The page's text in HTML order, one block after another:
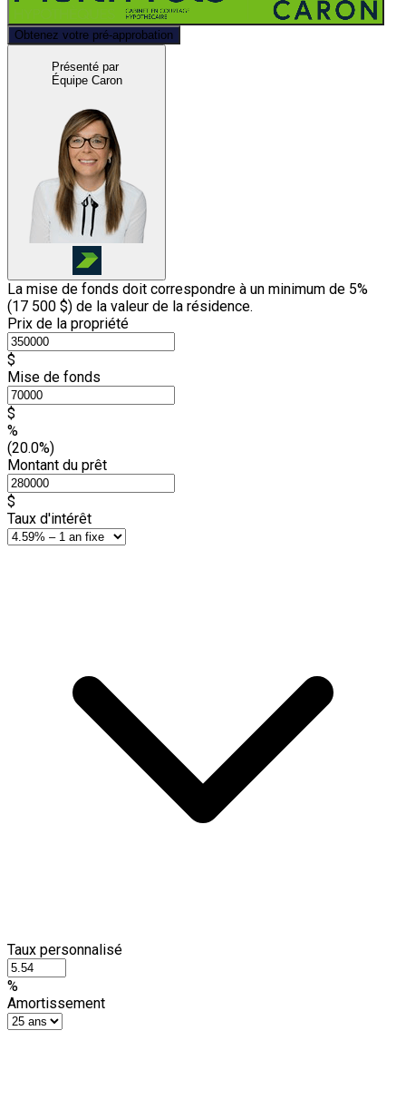
Obtenez votre pré-approbation
Présenté par
Équipe Caron
La mise de fonds doit correspondre à un minimum de 5%
(17 500 $) de la valeur de la résidence.
Prix de la propriété
$
Mise de fonds
$
%
(20.0%)
Montant du prêt
$
Taux d'intérêt
Taux personnalisé
%
Amortissement